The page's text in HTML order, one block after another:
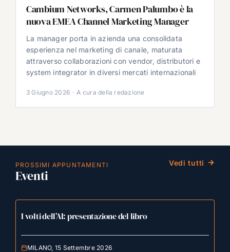
Cambium Networks, Carmen Palumbo è la
nuova EMEA Channel Marketing Manager
La manager porta in azienda una consolidata
esperienza nel marketing di canale, maturata
attraverso collaborazioni con vendor, distributori e
system integrator in diversi mercati internazionali
3 Giugno 2026 · A cura della redazione
PROSSIMI APPUNTAMENTI
Eventi
Vedi tutti
I volti dell’AI: presentazione del libro
MILANO, 15 Settembre 2026